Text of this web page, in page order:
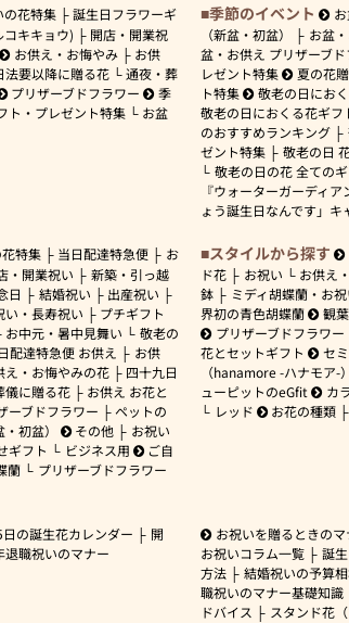
の花特集
誕生日フラワーギ
キキョウ)
開店・開業祝
お供え・お悔やみ
お供
法要以降に贈る花
通夜・葬
プリザーブドフラワー
季
ト・プレゼント特集
お盆
季節のイベント
（新盆・初盆）
お盆
盆・お供え プリザーブ
レゼント特集
夏の花
ト特集
敬老の日にお
敬老の日におくる花ギ
のおすすめランキング
ゼント特集
敬老の日
敬老の日の花 全ての
『ウォーターガーディ
ょう誕生日なんです」キ
特集 当日配達特急便
お
・開業祝い
新築・引っ越
日 結婚祝い
出産祝い
い・長寿祝い
プチギフト
お中元・暑中見舞い
敬老の
配達特急便 お供え
お供
え・お悔やみの花
四十九日
儀に贈る花
お供え お花と
ーブドフラワー
ペットの
初盆） その他
お祝い
ギフト ビジネス用
ご自
蘭 プリザーブドフラワー
スタイルから探す
ド花
お祝い お供え
鉢
ミディ胡蝶蘭・お
界初の青色胡蝶蘭
観
プリザーブドフラワー
花とセットギフト
セ
（hanamore -ハナモア-）
ューピットのeGfit
カ
レッド
お花の種類
の誕生花カレンダー
開
退職祝いのマナー
お祝いを贈るときの
お祝いコラム一覧
誕
方法
結婚祝いの予算
職祝いのマナー基礎知識
ドバイス
スタンド花